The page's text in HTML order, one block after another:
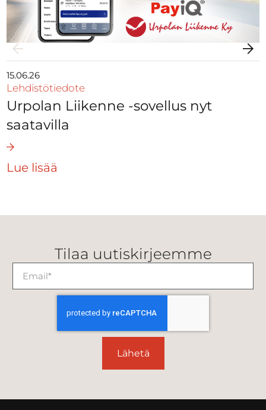
15.06.26
Lehdistötiedote
Urpolan Liikenne -sovellus nyt
saatavilla
Lue lisää
Tilaa uutiskirjeemme
Lähetä